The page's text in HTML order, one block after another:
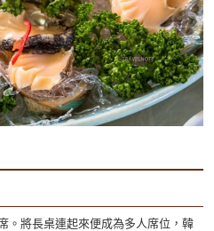
將長桌連起來便成為多人席位，韓